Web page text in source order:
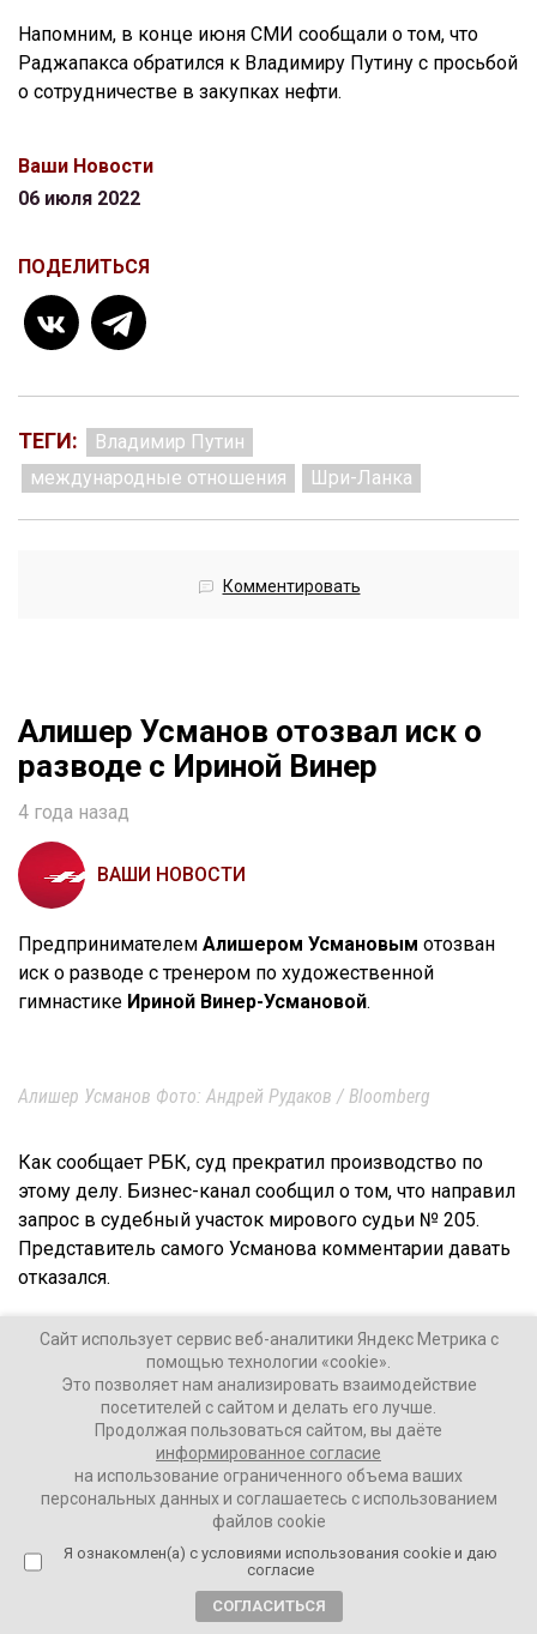
Напомним, в конце июня СМИ сообщали о том, что
Раджапакса обратился к Владимиру Путину с просьбой
о сотрудничестве в закупках нефти.
Ваши Новости
06 июля 2022
ПОДЕЛИТЬСЯ
ТЕГИ:
Владимир Путин
международные отношения
Шри-Ланка
Комментировать
Алишер Усманов отозвал иск о
разводе с Ириной Винер
4 года назад
ВАШИ НОВОСТИ
Предпринимателем Алишером Усмановым отозван
иск о разводе с тренером по художественной
гимнастике Ириной Винер-Усмановой.
Алишер Усманов Фото: Андрей Рудаков / Bloomberg
Как сообщает РБК, суд прекратил производство по
этому делу. Бизнес-канал сообщил о том, что направил
запрос в судебный участок мирового судьи № 205.
Представитель самого Усманова комментарии давать
отказался.
Сообщается, что исковое заявление было
подано бизнесменом 4 мая. Через две недели
представители сторон провели беседу, после
чего супругам дали время, чтобы принять
окончательное решение.
Супруги женаты с 1992 года.
Отметим, после начала спецоперации РФ на Украине
Сайт использует сервис веб-аналитики Яндекс Метрика с
помощью технологии «cookie».
Это позволяет нам анализировать взаимодействие
посетителей с сайтом и делать его лучше.
Продолжая пользоваться сайтом, вы даёте
информированное согласие
на использование ограниченного объема ваших
персональных данных и соглашаетесь с использованием
файлов cookie
Я ознакомлен(а) с условиями использования cookie и даю
согласие
СОГЛАСИТЬСЯ